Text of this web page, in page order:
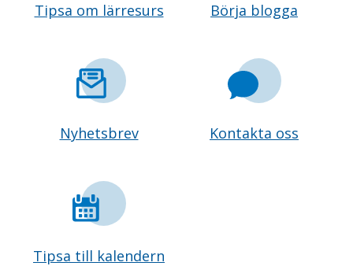
Tipsa om lärresurs Börja blogga
Nyhetsbrev Kontakta oss
Tipsa till kalendern